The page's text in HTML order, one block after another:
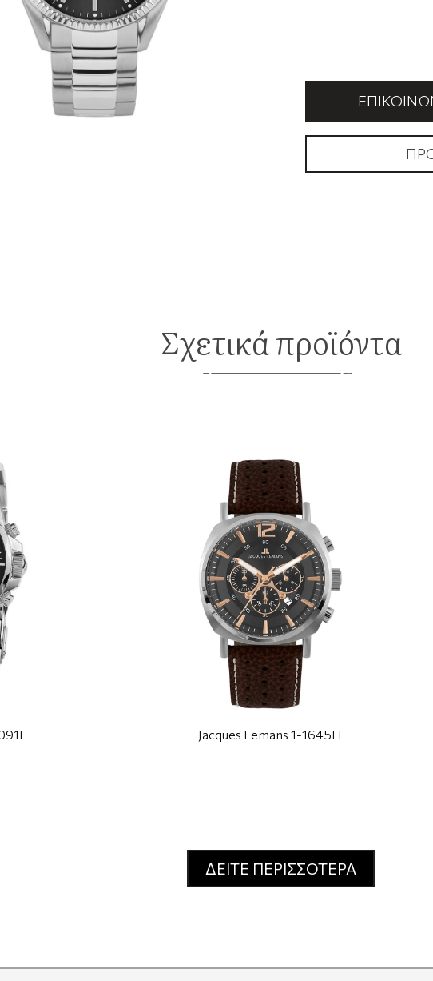
Σχετικά προϊόντα
Jacques Lemans 1-1645H
ΔΕΙΤΕ ΠΕΡΙΣΣΟΤΕΡΑ